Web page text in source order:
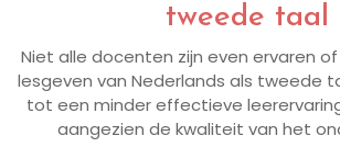
tweede taal
Niet alle docenten zijn even ervaren
lesgeven van Nederlands als tweede
tot een minder effectieve
aangezien de kwaliteit van het